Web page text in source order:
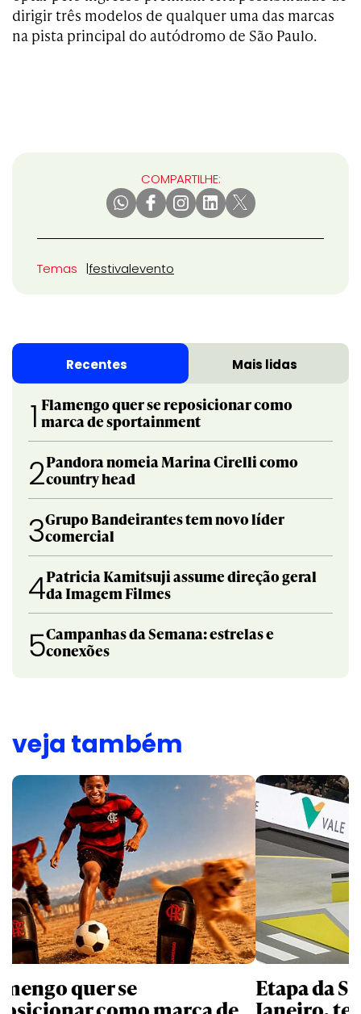
dirigir três modelos de qualquer uma das marcas
na pista principal do autódromo de São Paulo.
COMPARTILHE:
Temas festivalevento
Recentes Mais lidas
1 Flamengo quer se reposicionar como
marca de sportainment
2Pandora nomeia Marina Cirelli como
country head
3Grupo Bandeirantes tem novo líder
comercial
4Patricia Kamitsuji assume direção geral
da Imagem Filmes
5Campanhas da Semana: estrelas e
conexões
veja também
quer se Etapa da